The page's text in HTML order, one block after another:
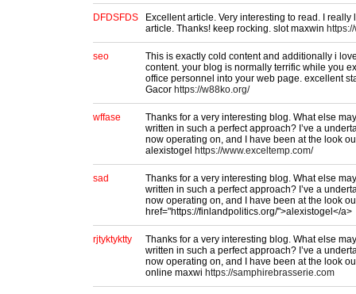
DFDSFDS
Excellent article. Very interesting to read. I
article. Thanks! keep rocking. slot maxwin
seo
This is exactly cold content and additionally i
content. your blog is normally terrific while you
office personnel into your web page. excellent
Gacor https://w88ko.org/
wffase
Thanks for a very interesting blog. What else
written in such a perfect approach? I’ve a
now operating on, and I have been at the look
alexistogel
https://www.exceltemp.com/
sad
Thanks for a very interesting blog. What else
written in such a perfect approach? I’ve a
now operating on, and I have been at the look
href="https://finlandpolitics.org/">alexistogel</a>
rjtyktyktty
Thanks for a very interesting blog. What else
written in such a perfect approach? I’ve a
now operating on, and I have been at the look
online maxwi https://samphirebrasserie.com